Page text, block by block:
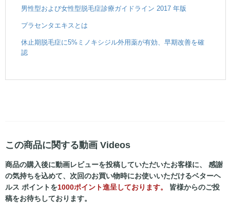
男性型および女性型脱毛症診療ガイドライン 2017 年版
プラセンタエキスとは
休止期脱毛症に5%ミノキシジル外用薬が有効、早期改善を確
認
この商品に関する動画 Videos
商品の購入後に動画レビューを投稿していただいたお客様に、 感謝
の気持ちを込めて、次回のお買い物時にお使いいただけるベターヘ
ルス ポイントを1000ポイント進呈しております。
皆様からのご投
稿をお待ちしております。